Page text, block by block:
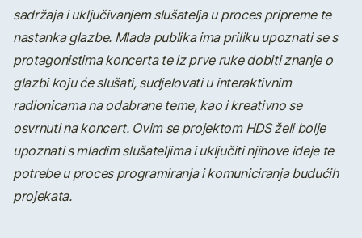
sadržaja i uključivanjem slušatelja u proces pripreme te
nastanka glazbe. Mlada publika ima priliku upoznati se s
protagonistima koncerta te iz prve ruke dobiti znanje o
glazbi koju će slušati, sudjelovati u interaktivnim
radionicama na odabrane teme, kao i kreativno se
osvrnuti na koncert. Ovim se projektom HDS želi bolje
upoznati s mladim slušateljima i uključiti njihove ideje te
potrebe u proces programiranja i komuniciranja budućih
projekata.